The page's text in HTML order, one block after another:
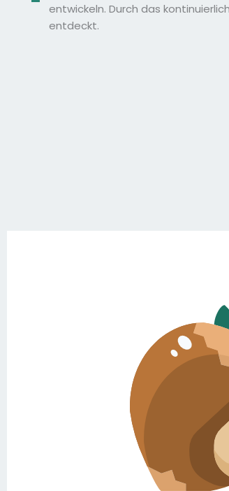
entwickeln. Durch das
entdeckt.